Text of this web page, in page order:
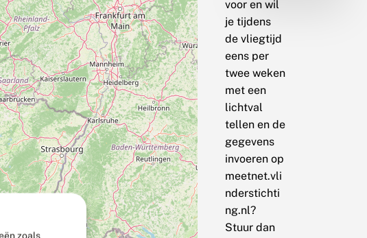
zoals
voor en wil
je tijdens
de vliegtijd
eens per
twee weken
met een
lichtval
tellen en de
gegevens
invoeren op
meetnet.vli
nderstichti
ng.nl?
Stuur dan